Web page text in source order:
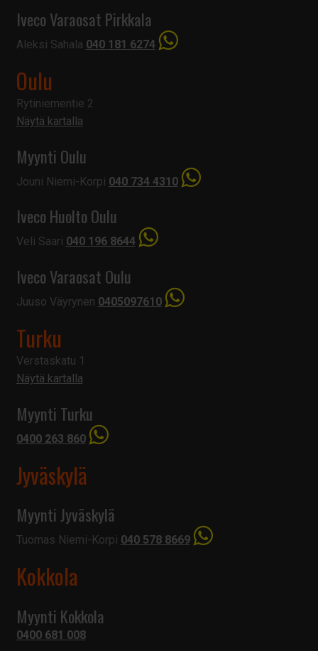
Iveco Varaosat Pirkkala
Aleksi Sahala 040 181 6274
Oulu
Rytiniementie 2
Näytä kartalla
Myynti Oulu
Jouni Niemi-Korpi 040 734 4310
Iveco Huolto Oulu
Veli Saari 040 196 8644
Iveco Varaosat Oulu
Juuso Väyrynen 0405097610
Turku
Verstaskatu 1
Näytä kartalla
Myynti Turku
0400 263 860
Jyväskylä
Myynti Jyväskylä
Tuomas Niemi-Korpi 040 578 8669
Kokkola
Myynti Kokkola
0400 681 008